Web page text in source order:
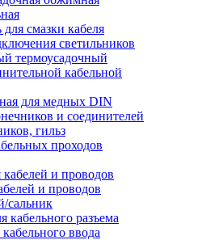
смазки кабеля
светильников
термоусадочный
кабельной
для медных DIN
и соединителей
гильз
проходов
и проводов
сальник
кабельного разъема
ввода